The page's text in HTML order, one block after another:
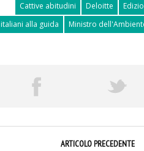
Cattive abitudini
Deloitte
italiani alla guida
Ministro
ARTICOLO PRECEDENTE